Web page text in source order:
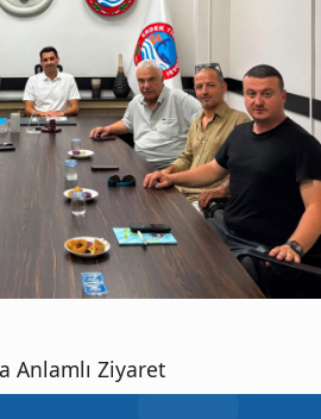
Anlamlı Ziyaret